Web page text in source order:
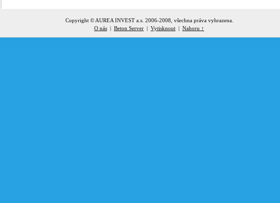
Copyright © AUREA INVEST a.s. 2006-2008, všechna práva vyhrazena.
O nás | Beton Server | Vytisknout | Nahoru ↑